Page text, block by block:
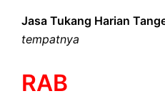
Jasa Tukang Harian
tempatnya
RAB